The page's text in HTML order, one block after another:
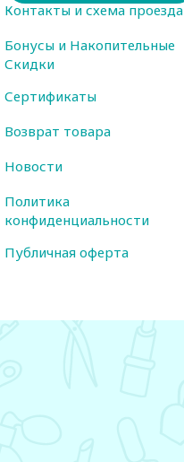
Контакты и схема проезда
Бонусы и Накопительные
Скидки
Сертификаты
Возврат товара
Новости
Политика
конфиденциальности
Публичная оферта